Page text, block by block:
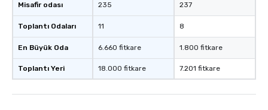
Misafir odası
Toplantı Odaları
En Büyük Oda
Toplantı Yeri
235
11
6.660 fitkare
18.000 fitkare
237
8
1.800 fitkare
7.201 fitkare